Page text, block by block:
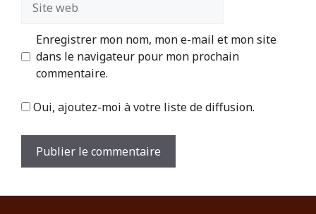
web
Enregistrer mon nom, mon e-mail et mon site
dans le navigateur pour mon prochain
commentaire.
Oui, ajoutez-moi à votre liste de diffusion.